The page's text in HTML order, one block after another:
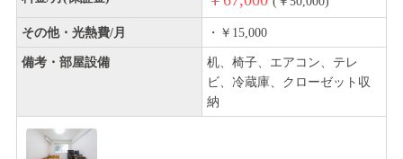
その他・光熱費/月 ・￥15,000
備考・部屋設備
机、椅子、エアコン、テレ
ビ、冷蔵庫、クローゼット収
納